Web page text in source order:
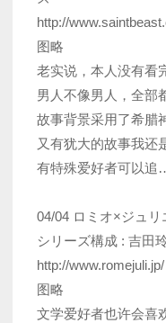
http://
图略
老实说，本人没有看
男人不像男人，全部
故事背景采用了希腊
又有犹大的故事我还
有特殊爱好者可以
04/04 ロミオ×ジュリ
シリーズ構成 : 吉田
http://www.romejuli.jp/
图略
文学爱好者也许会喜